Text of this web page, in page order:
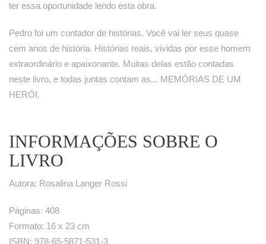
ter essa oportunidade lendo esta obra.
Pedro foi um contador de histórias. Você vai ler seus quase
cem anos de história. Histórias reais, vividas por esse homem
extraordinário e apaixonante. Muitas delas estão contadas
neste livro, e todas juntas contam as... MEMÓRIAS DE UM
HERÓI.
INFORMAÇÕES SOBRE O
LIVRO
Autora: Rosalina Langer Rossi
Páginas: 408
Formato: 16 x 23 cm
ISBN: 978-65-5871-531-3